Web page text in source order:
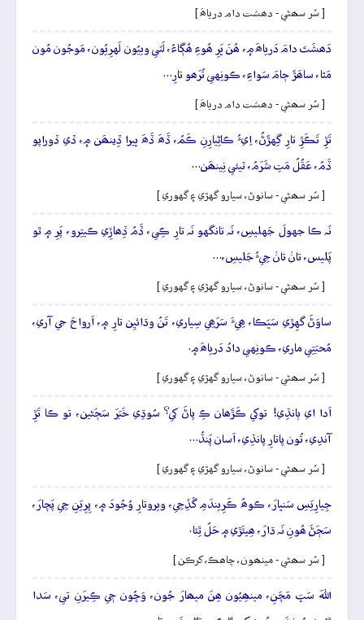
[ سُر سھڻي - دھشت دام درياھَ ]
دَھشَتَ دامَ دَرياھَ ۾، ھُنَ ڀَرِ ھُوءِ ھُڳاءُ، لَٽي وييُون لَهرِيُون، مَوجُون مُون
مَٿا، ساھَڙَ ڄامَ سَواءِ، ڪونِهي تُرَھو تارِ…
[ سُر سھڻي - دھشت دام درياھَ ]
تَڙِ تَڪَڙِ تارِ گِهڙَڻُ، اِيءُ ڪاڻِيارِنِ ڪَمُ، ڏَھَ ڏَھَ ڀيرا ڏِينھَن ۾، ڏي ڏوراپو
ڏَمُ، عَقُلُ مَتِ شَرَمُ، ٽيئي نِينھَن…
[ سُر سھڻي - سانوڻ، سيارو گهڙي ۽ گهوري ]
نَہ ڪا جهولَ جَهليسِ، نَہ تانگهو نَہ تارِ ڪِي، ڏَمُ ڏِھاڙِي ڪيتِرو، پَرِ ۾ ٿو
پَليس، تانۡ تانۡ جِيءُ جَليسِ،…
[ سُر سھڻي - سانوڻ، سيارو گهڙي ۽ گهوري ]
ساوَڻَ گهِڙي سَڀَڪا، ھِيءَ سَرَھِي سِياري، تَنُ وڌائيِن تارِ ۾، اَرواحَ جي آري،
مُحبَتِي ماري، ڪونِهي دادُ دَرياھَ ۾.
[ سُر سھڻي - سانوڻ، سيارو گهڙي ۽ گهوري ]
اَدا اي ٻانڌِي! توکي ڪَڙَھان ڪِ پاڻَ کي؟ سُوڌِي خَبَرَ سَڄَڻين، تو ڪا تَڙِ
آندِي، تُون پاتارِ پانڌِي، اَسان پَنڌُ…
[ سُر سھڻي - سانوڻ، سيارو گهڙي ۽ گهوري ]
جِيارِيَسِ سَنڀارَ، ڪوھُ ڪَرِيندَمِ گَڏِجِي، ويروتارِ وُجُودَ ۾، پِرِيَنِ جِي پَچارَ،
سَڄَڻَ ھُونِ نَہ ڌارَ، ھِيئَڙي ۾ حَلُ ٿِئا.
[ سُر سھڻي - مينھون، چاھڪ، کرڪن ]
اللهَ سَڀَ مَچَنِ، مينھِيُون ھِنَ ميھارَ جُون، وَڇُون جٖي ڪِيرَنِ تي، سَدا